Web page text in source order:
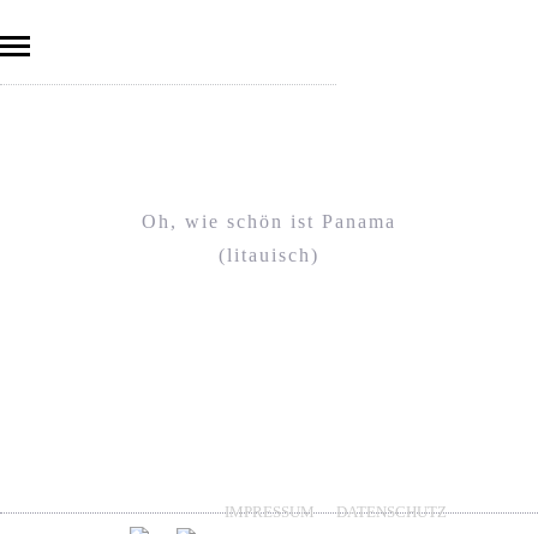
Oh, wie schön ist Panama
(litauisch)
IMPRESSUM DATENSCHUTZ